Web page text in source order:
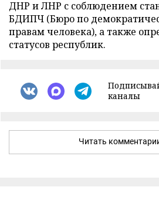
ДНР и ЛНР с соблюдением
БДИПЧ (Бюро по
правам человека), а также
статусов республик.
каналы
Читать